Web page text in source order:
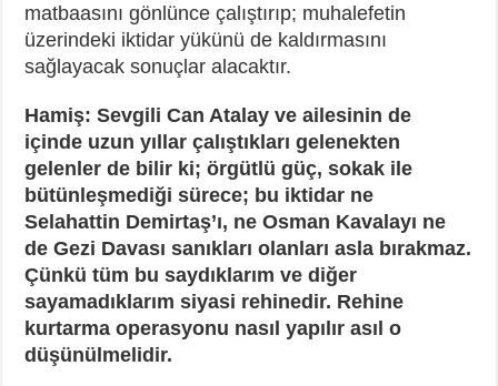
matbaasını gönlünce çalıştırıp; muhalefetin
üzerindeki iktidar yükünü de kaldırmasını
sağlayacak sonuçlar alacaktır.
Hamiş: Sevgili Can Atalay ve ailesinin de
içinde uzun yıllar çalıştıkları gelenekten
gelenler de bilir ki; örgütlü güç, sokak ile
bütünleşmediği sürece; bu iktidar ne
Selahattin Demirtaş’ı, ne Osman Kavalayı ne
de Gezi Davası sanıkları olanları asla bırakmaz.
Çünkü tüm bu saydıklarım ve diğer
sayamadıklarım siyasi rehinedir. Rehine
kurtarma operasyonu nasıl yapılır asıl o
düşünülmelidir.